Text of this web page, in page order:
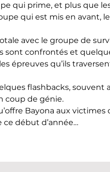
qui prime, et plus que
qui est mis en avant,
avec le groupe de
sont confrontés et
épreuves qu’ils
flashbacks, souvent
coup de génie.
Bayona aux
ce début d’année…